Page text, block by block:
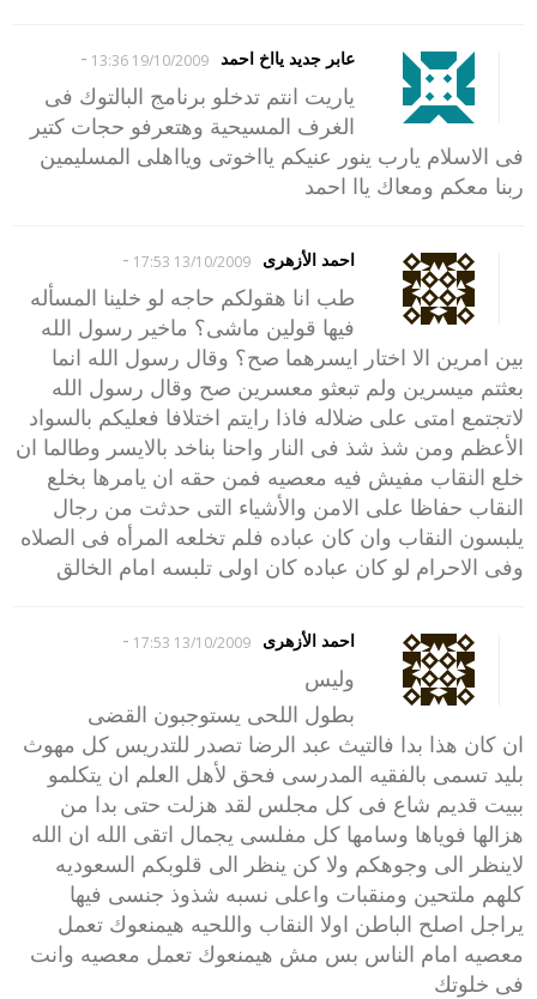
عابر جديد يااخ احمد 19/10/2009 13:36
-
ياريت انتم تدخلو برنامج البالتوك فى
الغرف المسيحية وهتعرفو حجات كتير
فى الاسلام يارب ينور عنيكم يااخوتى ويااهلى المسليمين
ربنا معكم ومعاك ياا احمد
احمد الأزهرى 13/10/2009 17:53
-
طب انا هقولكم حاجه لو خلينا المسأله
فيها قولين ماشى؟ ماخير رسول الله
بين امرين الا اختار ايسرهما صح؟ وقال رسول الله انما
بعثتم ميسرين ولم تبعثو معسرين صح وقال رسول الله
لاتجتمع امتى على ضلاله فاذا رايتم اختلافا فعليكم بالسواد
الأعظم ومن شذ شذ فى النار واحنا بناخد بالايسر وطالما ان
خلع النقاب مفيش فيه معصيه فمن حقه ان يامرها بخلع
النقاب حفاظا على الامن والأشياء التى حدثت من رجال
يلبسون النقاب وان كان عباده فلم تخلعه المرأه فى الصلاه
وفى الاحرام لو كان عباده كان اولى تلبسه امام الخالق
احمد الأزهرى 13/10/2009 17:53
-
وليس
بطول اللحى يستوجبون القضى
ان كان هذا بدا فالتيث عبد الرضا تصدر للتدريس كل مهوث
بليد تسمى بالفقيه المدرسى فحق لأهل العلم ان يتكلمو
ببيت قديم شاع فى كل مجلس لقد هزلت حتى بدا من
هزالها فوياها وسامها كل مفلسى يجمال اتقى الله ان الله
لاينظر الى وجوهكم ولا كن ينظر الى قلوبكم السعوديه
كلهم ملتحين ومنقبات واعلى نسبه شذوذ جنسى فيها
يراجل اصلح الباطن اولا النقاب واللحيه هيمنعوك تعمل
معصيه امام الناس بس مش هيمنعوك تعمل معصيه وانت
فى خلوتك